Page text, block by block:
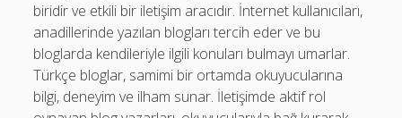
biridir ve etkili bir iletişim aracıdır. İnternet kullanıcıları,
anadillerinde yazılan blogları tercih eder ve bu
bloglarda kendileriyle ilgili konuları bulmayı umarlar.
Türkçe bloglar, samimi bir ortamda okuyucularına
bilgi, deneyim ve ilham sunar. İletişimde aktif rol